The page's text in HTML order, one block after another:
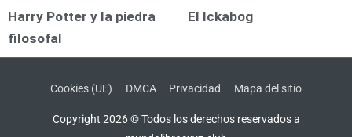
Harry Potter y la piedra
filosofal
El Ickabog
Cookies (UE) DMCA Privacidad Mapa del sitio
Copyright 2026 © Todos los derechos reservados a